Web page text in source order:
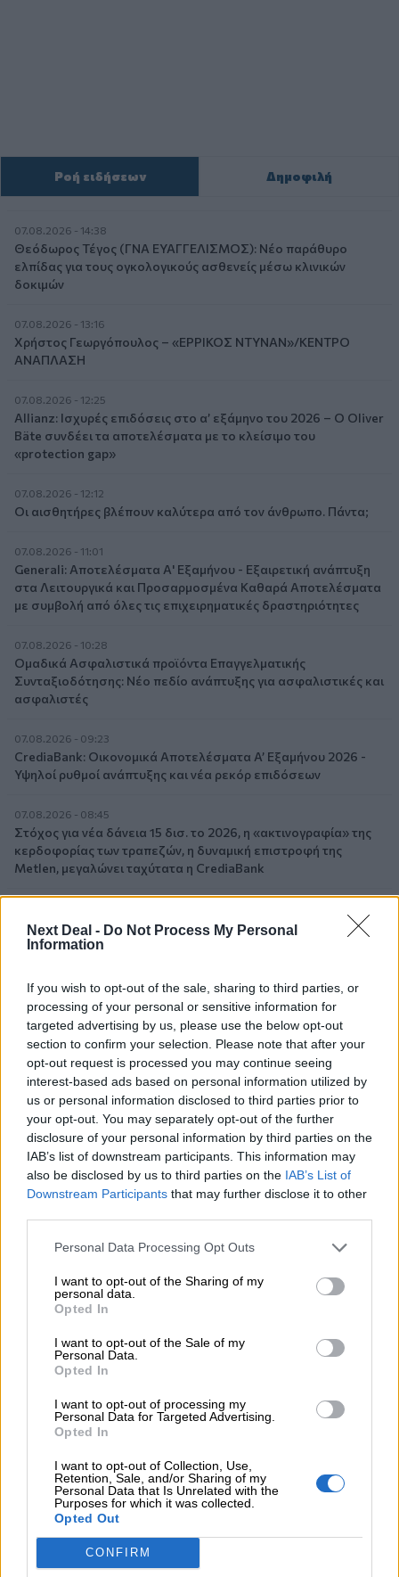
Next Deal - Do Not Process My Personal
Information
If you wish to opt-out of the sale, sharing to third parties, or
processing of your personal or sensitive information for
targeted advertising by us, please use the below opt-out
section to confirm your selection. Please note that after your
opt-out request is processed you may continue seeing
interest-based ads based on personal information utilized by
us or personal information disclosed to third parties prior to
your opt-out. You may separately opt-out of the further
disclosure of your personal information by third parties on the
IAB’s list of downstream participants. This information may
also be disclosed by us to third parties on the IAB’s List of
Downstream Participants that may further disclose it to other
Personal Data Processing Opt Outs
I want to opt-out of the Sharing of my
personal data.
Opted In
I want to opt-out of the Sale of my
Personal Data.
Opted In
I want to opt-out of processing my
Personal Data for Targeted Advertising.
Opted In
I want to opt-out of Collection, Use,
Retention, Sale, and/or Sharing of my
Personal Data that Is Unrelated with the
Purposes for which it was collected.
Opted Out
CONFIRM
Ροή ειδήσεων Δημοφιλή
07.08.2026 - 14:38
Θεόδωρος Τέγος (ΓΝΑ ΕΥΑΓΓΕΛΙΣΜΟΣ): Νέο παράθυρο
ελπίδας για τους ογκολογικούς ασθενείς μέσω κλινικών
δοκιμών
07.08.2026 - 13:16
Χρήστος Γεωργόπουλος – «ΕΡΡΙΚΟΣ ΝΤΥΝΑΝ»/ΚΕΝΤΡΟ
ΑΝΑΠΛΑΣΗ
07.08.2026 - 12:25
Allianz: Ισχυρές επιδόσεις στο α’ εξάμηνο του 2026 – Ο Oliver
Bäte συνδέει τα αποτελέσματα με το κλείσιμο του
«protection gap»
07.08.2026 - 12:12
Οι αισθητήρες βλέπουν καλύτερα από τον άνθρωπο. Πάντα;
07.08.2026 - 11:01
Generali: Αποτελέσματα Α' Εξαμήνου - Εξαιρετική ανάπτυξη
στα Λειτουργικά και Προσαρμοσμένα Καθαρά Αποτελέσματα
με συμβολή από όλες τις επιχειρηματικές δραστηριότητες
07.08.2026 - 10:28
Ομαδικά Ασφαλιστικά προϊόντα Επαγγελματικής
Συνταξιοδότησης: Νέο πεδίο ανάπτυξης για ασφαλιστικές και
ασφαλιστές
07.08.2026 - 09:23
CrediaBank: Οικονομικά Αποτελέσματα A’ Εξαμήνου 2026 -
Υψηλοί ρυθμοί ανάπτυξης και νέα ρεκόρ επιδόσεων
07.08.2026 - 08:45
Στόχος για νέα δάνεια 15 δισ. το 2026, η «ακτινογραφία» της
κερδοφορίας των τραπεζών, η δυναμική επιστροφή της
Metlen, μεγαλώνει ταχύτατα η CrediaBank
10.000 φορές η διεθνής επιστημονική κοινότητα παρέπεμψε
στο έργο του – Ποιος είναι ο Έλληνας χειρουργός Χρήστος
06.08.2026 - 14:55
Μιχάλης Τάτσης, Insurance & Healthcare Analyst, διευθυντής
Επιχειρηματικής Ανάπτυξης Ομίλου HHG
06.08.2026 - 13:30
Όταν η επόμενη μέρα είναι στάχτη, τι θα πει ο Ασφαλιστικός
Διαμεσολαβητής στον πελάτη κλάδου υγείας;
06.08.2026 - 12:22
Kavita Patel - PhARMA Innovation Forum: Ένα στα πέντε
καινοτόμα φάρμακα φτάνει τελικά στην Ελλάδα
Μείωση ασφαλιστικών εισφορών ύψους 240 εκατ. ευρώ
06.08.2026 - 10:45
ενεργειακή κρίση;
06.08.2026 - 09:15
Στέλιος Λιανός – INTERAMERICAN / Αθηναϊκή Γενική Κλινική
06.08.2026 - 08:40
ελληνικές τράπεζες «πρωταθλήτριες» στα δάνεια, νέο deal
Βαρδινογιάννη- Εξάρχου και ο διπλασιασμός των κερδών της
Randy Schekman, Νομπελίστας Ιατρικής: «Σε πέντε χρόνια